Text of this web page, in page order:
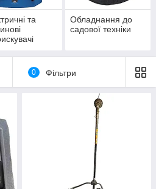
та
Обладнання до
садової техніки
0 Фільтри